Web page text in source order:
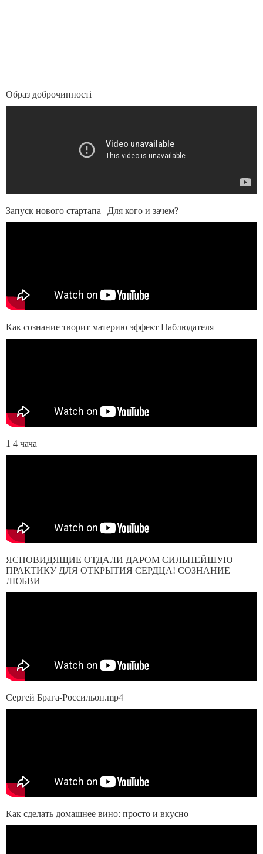
Образ доброчинностi
Запуск нового стартапа | Для кого и зачем?
Как сознание творит материю эффект Наблюдателя
1 4 чача
ЯСНОВИДЯЩИЕ ОТДАЛИ ДАРОМ СИЛЬНЕЙШУЮ
ПРАКТИКУ ДЛЯ ОТКРЫТИЯ СЕРДЦА! СОЗНАНИЕ
ЛЮБВИ
Сергей Брага-Россильон.mp4
Как сделать домашнее вино: просто и вкусно